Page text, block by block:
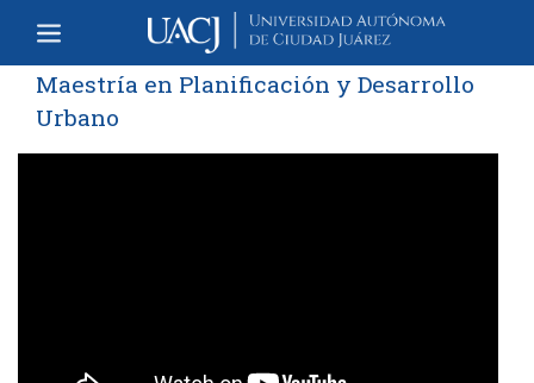
Maestría en Planificación y Desarrollo
Urbano